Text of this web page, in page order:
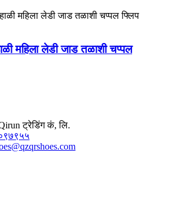
महिला लेडी जाड तळाशी चप्पल
ट्रेडिंग कं, लि.